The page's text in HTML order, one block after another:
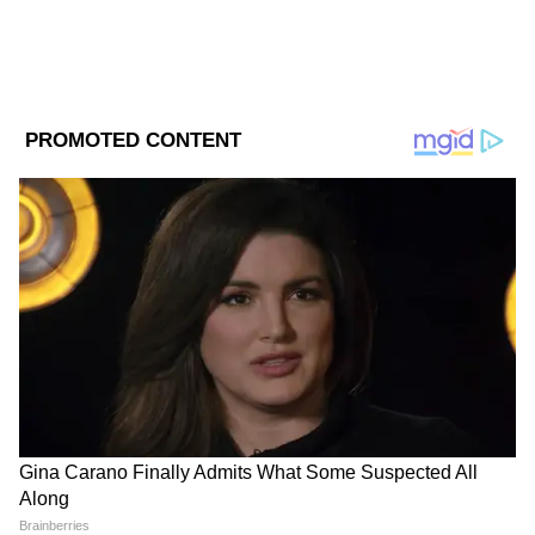
DOWNLOAD APP
RECOMMENDED STORIES